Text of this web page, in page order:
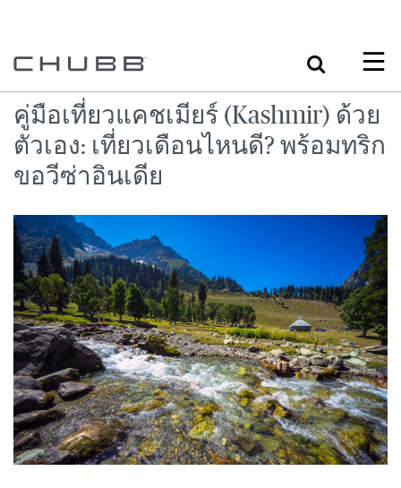
Search
คู่มือเที่ยวแคชเมียร์ (Kashmir) ด้วย
ตัวเอง: เที่ยวเดือนไหนดี? พร้อมทริก
ขอวีซ่าอินเดีย